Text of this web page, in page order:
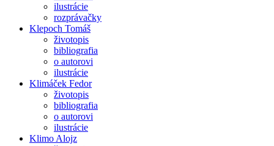
ilustrácie
rozprávačky
Klepoch Tomáš
životopis
bibliografia
o autorovi
ilustrácie
Klimáček Fedor
životopis
bibliografia
o autorovi
ilustrácie
Klimo Alojz